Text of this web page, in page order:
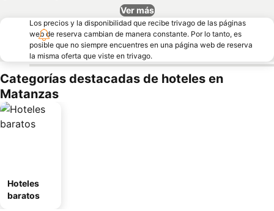
Ver más
Los precios y la disponibilidad que recibe trivago de las páginas
web de reserva cambian de manera constante. Por lo tanto, es
posible que no siempre encuentres en una página web de reserva
la misma oferta que viste en trivago.
Categorías destacadas de hoteles en
Matanzas
Hoteles
baratos